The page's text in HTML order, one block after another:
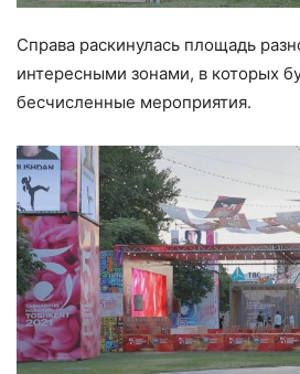
Справа раскинулась площадь
интересными зонами, в которых
бесчисленные мероприятия.